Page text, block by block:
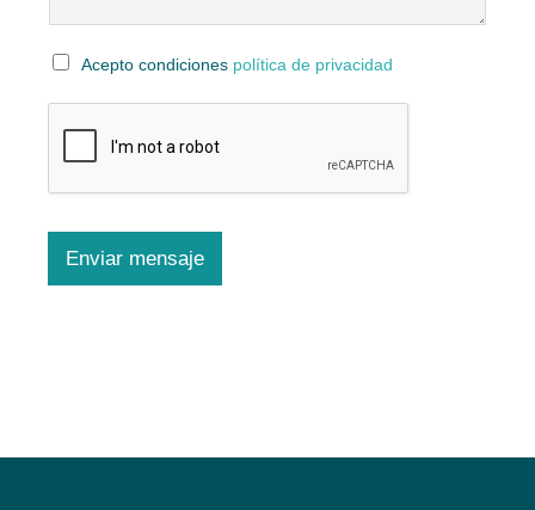
e
Acepto condiciones política de privacidad
Enviar mensaje